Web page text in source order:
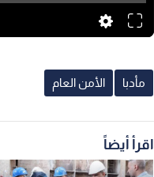
مأدبا الأمن العام
اقرأ أيضاً